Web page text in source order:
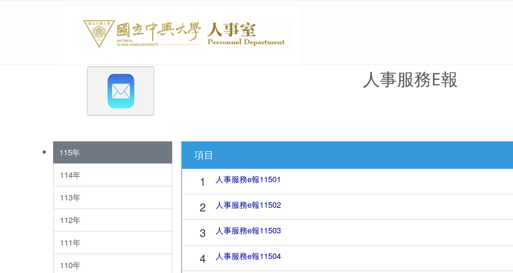
人事服務E報
115年
114年
113年
112年
111年
110年
項目
1 人事服務e報11501
2 人事服務e報11502
3 人事服務e報11503
4 人事服務e報11504